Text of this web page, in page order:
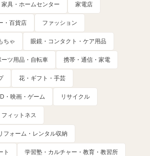
家具・ホームセンター 家電店
・百貨店 ファッション
ちゃ 眼鏡・コンタクト・ケア用品
ーツ用品・自転車 携帯・通信・家電
花・ギフト・手芸
・映画・ゲーム リサイクル
ィットネス
フォーム・レンタル収納
ト 学習塾・カルチャー・教育・教習所